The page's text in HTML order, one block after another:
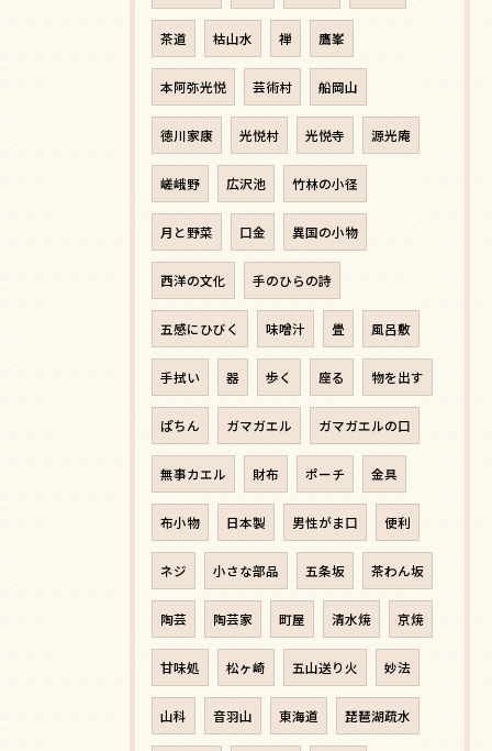
茶道 枯山水 禅 鷹峯
本阿弥光悦 芸術村 船岡山
徳川家康 光悦村 光悦寺 源光庵
嵯峨野 広沢池 竹林の小径
月と野菜 口金 異国の小物
西洋の文化 手のひらの詩
五感にひびく 味噌汁 畳 風呂敷
手拭い 器 歩く 座る 物を出す
ぱちん ガマガエル ガマガエルの口
無事カエル 財布 ポーチ 金具
布小物 日本製 男性がま口 便利
ネジ 小さな部品 五条坂 茶わん坂
陶芸 陶芸家 町屋 清水焼 京焼
甘味処 松ヶ崎 五山送り火 妙法
山科 音羽山 東海道 琵琶湖疏水